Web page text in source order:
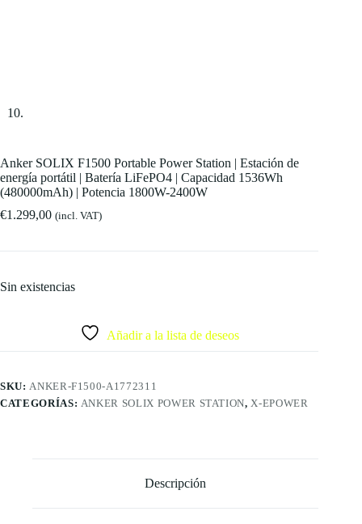
Anker SOLIX F1500 Portable Power Station | Estación de
energía portátil | Batería LiFePO4 | Capacidad 1536Wh
(480000mAh) | Potencia 1800W-2400W
€1.299,00 (incl. VAT)
Sin existencias
Añadir a la lista de deseos
SKU: ANKER-F1500-A1772311
CATEGORÍAS: ANKER SOLIX POWER STATION, X-EPOWER
Descripción